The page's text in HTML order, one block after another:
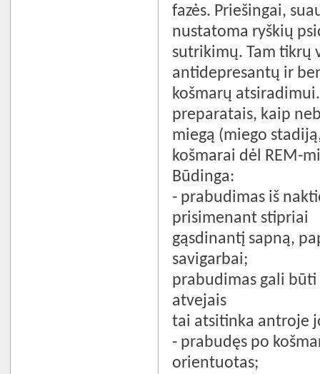
fazės. Priešingai,
nustatoma ryškių
sutrikimų. Tam tikrų
antidepresantų ir
košmarų
preparatais, kaip
miegą (miego
košmarai dėl REM-
Būdinga:
- prabudimas iš
prisimenant stipriai
gąsdinantį sapną,
savigarbai;
prabudimas gali
atvejais
tai atsitinka antroje
- prabudęs po
orientuotas;